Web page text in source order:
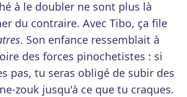
à le doubler ne sont plus là
du contraire. Avec Tibo, ça file
. Son enfance ressemblait à
des forces pinochetistes : si
pas, tu seras obligé de subir des
zouk jusqu'à ce que tu craques.